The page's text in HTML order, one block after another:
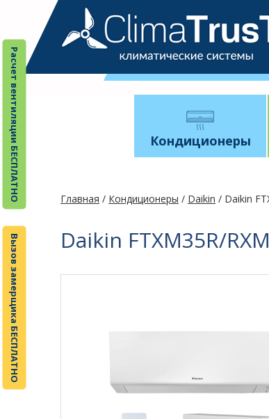
Расчет вентиляции БЕСПЛАТНО
Вызов замерщика БЕСПЛАТНО
Кондиционеры
Главная / Кондиционеры / Daikin / Daikin
Daikin FTXM35R/